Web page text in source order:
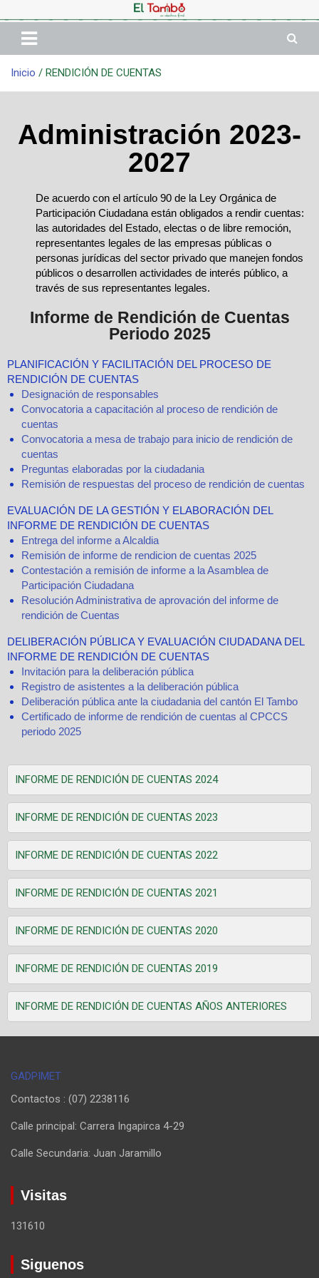
Inicio RENDICIÓN DE CUENTAS
Administración 2023-
2027
De acuerdo con el artículo 90 de la Ley Orgánica de
Participación Ciudadana están obligados a rendir cuentas:
las autoridades del Estado, electas o de libre remoción,
representantes legales de las empresas públicas o
personas jurídicas del sector privado que manejen fondos
públicos o desarrollen actividades de interés público, a
través de sus representantes legales.
Informe de Rendición de Cuentas
Periodo 2025
PLANIFICACIÓN Y FACILITACIÓN DEL PROCESO DE
RENDICIÓN DE CUENTAS
Designación de responsables
Convocatoria a capacitación al proceso de rendición de
cuentas
Convocatoria a mesa de trabajo para inicio de rendición de
cuentas
Preguntas elaboradas por la ciudadania
Remisión de respuestas del proceso de rendición de cuentas
EVALUACIÓN DE LA GESTIÓN Y ELABORACIÓN DEL
INFORME DE RENDICIÓN DE CUENTAS
Entrega del informe a Alcaldia
Remisión de informe de rendicion de cuentas 2025
Contestación a remisión de informe a la Asamblea de
Participación Ciudadana
Resolución Administrativa de aprovación del informe de
rendición de Cuentas
DELIBERACIÓN PÚBLICA Y EVALUACIÓN CIUDADANA DEL
INFORME DE RENDICIÓN DE CUENTAS
Invitación para la deliberación pública
Registro de asistentes a la deliberación pública
Deliberación pública ante la ciudadania del cantón El Tambo
Certificado de informe de rendición de cuentas al CPCCS
periodo 2025
INFORME DE RENDICIÓN DE CUENTAS 2024
INFORME DE RENDICIÓN DE CUENTAS 2023
INFORME DE RENDICIÓN DE CUENTAS 2022
INFORME DE RENDICIÓN DE CUENTAS 2021
INFORME DE RENDICIÓN DE CUENTAS 2020
INFORME DE RENDICIÓN DE CUENTAS 2019
INFORME DE RENDICIÓN DE CUENTAS AÑOS ANTERIORES
GADPIMET
Contactos : (07) 2238116
Calle principal: Carrera Ingapirca 4-29
Calle Secundaria: Juan Jaramillo
Visitas
131610
Siguenos